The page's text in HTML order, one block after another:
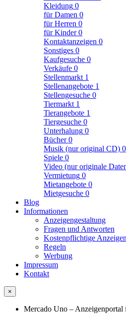
Kleidung 0
für Damen 0
für Herren 0
für Kinder0
Kontaktanzeigen 0
Sonstiges 0
Kaufgesuche 0
Verkäufe 0
Stellenmarkt 1
Stellenangebote 1
Stellengesuche 0
Tiermarkt 1
Tierangebote 1
Tiergesuche 0
Unterhalung 0
Bücher0
Musik (nur original CD) 0
Spiele 0
Video (nur originale
Vermietung 0
Mietangebote 0
Mietgesuche 0
Blog
Informationen
Anzeigengestaltung
Fragen und Antworten
Kostenpflichtige
Regeln
Werbung
Impressum
Kontakt
×
Mercado Uno – Anzeigenportal